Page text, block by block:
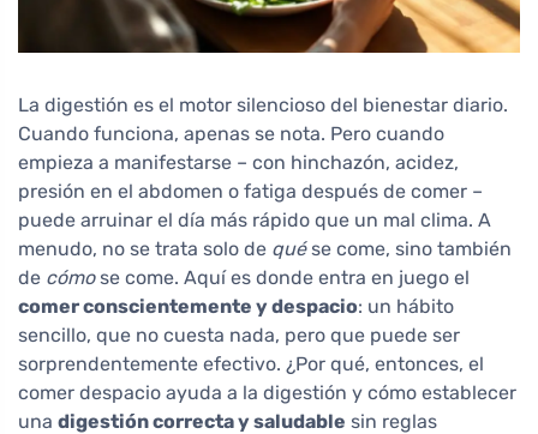
La digestión es el motor silencioso del bienestar diario.
Cuando funciona, apenas se nota. Pero cuando
empieza a manifestarse – con hinchazón, acidez,
presión en el abdomen o fatiga después de comer –
puede arruinar el día más rápido que un mal clima. A
menudo, no se trata solo de quése come, sino también
de cómose come. Aquí es donde entra en juego el
comer conscientemente y despacio: un hábito
sencillo, que no cuesta nada, pero que puede ser
sorprendentemente efectivo. ¿Por qué, entonces, el
comer despacio ayuda a la digestión y cómo establecer
una digestión correcta y saludable sin reglas